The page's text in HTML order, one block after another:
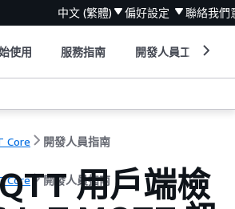
中文 (繁體) 偏好設定 聯絡我們
使用 服務指南 開發人員工具
Core 開發人員指南
Core 開發人員指南
用戶端檢